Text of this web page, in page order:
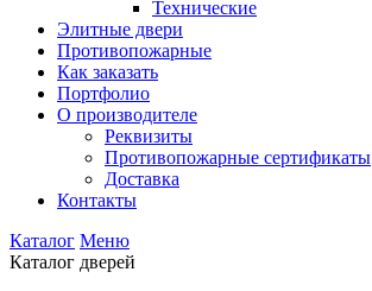
Технические
Элитные двери
Противопожарные
Как заказать
Портфолио
О производителе
Реквизиты
Противопожарные сертификаты
Доставка
Контакты
Каталог Меню
Каталог дверей